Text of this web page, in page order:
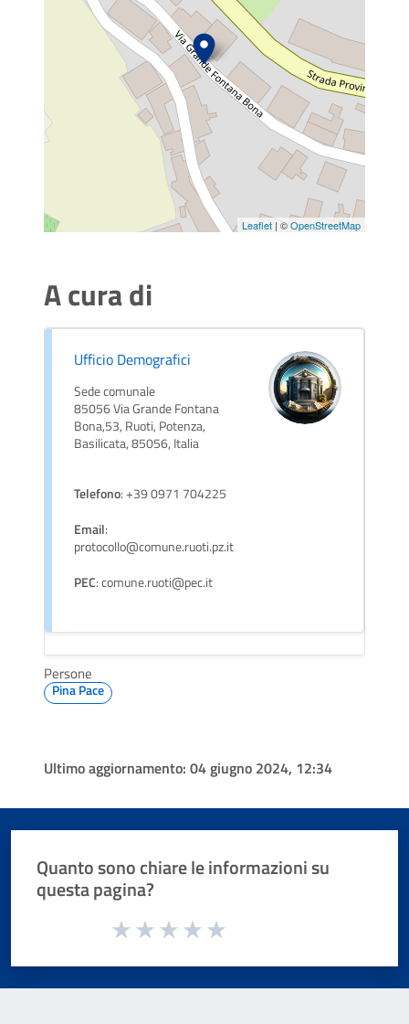
Leaflet | ©OpenStreetMap
A cura di
Ufficio Demografici
Sede comunale
85056 Via Grande Fontana
Bona,53, Ruoti, Potenza,
Basilicata, 85056, Italia
Telefono: +39 0971 704225
Email:
protocollo@comune.ruoti.pz.it
PEC: comune.ruoti@pec.it
Persone
Pina Pace
Ultimo aggiornamento: 04 giugno 2024, 12:34
Quanto sono chiare le informazioni su
questa pagina?
Valuta da 1 a 5 stelle la pagina